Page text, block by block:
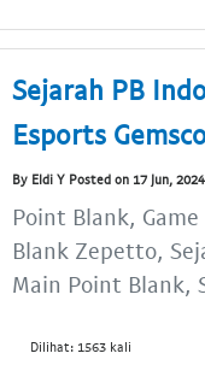
Sejarah PB
Esports
By Eldi Y Posted on 17 Jun, 2024
Point Blank,
Blank Zepetto,
Main Point Blank,
Dilihat: 1563 kali